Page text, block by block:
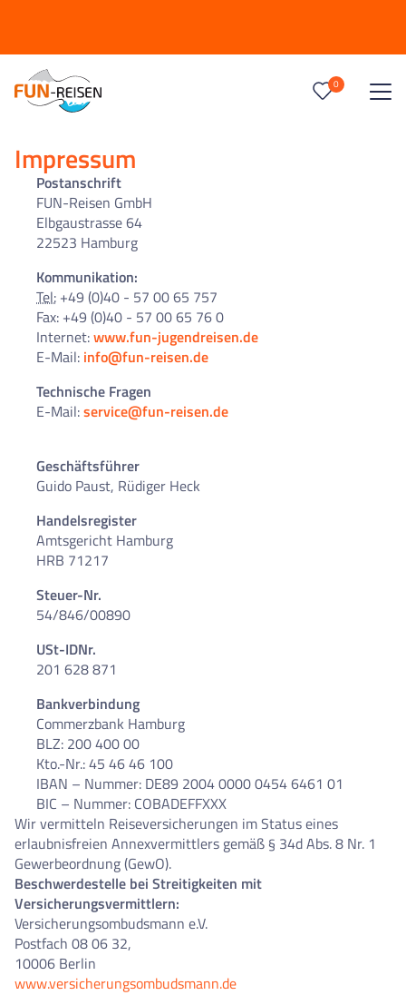
0
0Reise/n auf deiner Merkliste
Keine Reisen auf der Merkliste
Impressum
Postanschrift
FUN-Reisen GmbH
Elbgaustrasse 64
22523 Hamburg
Kommunikation:
Tel: +49 (0)40 - 57 00 65 757
Fax: +49 (0)40 - 57 00 65 76 0
Internet:www.fun-jugendreisen.de
E-Mail: info@fun-reisen.de
Technische Fragen
E-Mail:service@fun-reisen.de
Geschäftsführer
Guido Paust, Rüdiger Heck
Handelsregister
Amtsgericht Hamburg
HRB 71217
Steuer-Nr.
54/846/00890
USt-IDNr.
201 628 871
Bankverbindung
Commerzbank Hamburg
BLZ: 200 400 00
Kto.-Nr.: 45 46 46 100
IBAN – Nummer: DE89 2004 0000 0454 6461 01
BIC – Nummer: COBADEFFXXX
Wir vermitteln Reiseversicherungen im Status eines
erlaubnisfreien Annexvermittlers gemäß § 34d Abs. 8 Nr. 1
Gewerbeordnung (GewO).
Beschwerdestelle bei Streitigkeiten mit
Versicherungsvermittlern:
Versicherungsombudsmann e.V.
Postfach 08 06 32,
10006 Berlin
www.versicherungsombudsmann.de